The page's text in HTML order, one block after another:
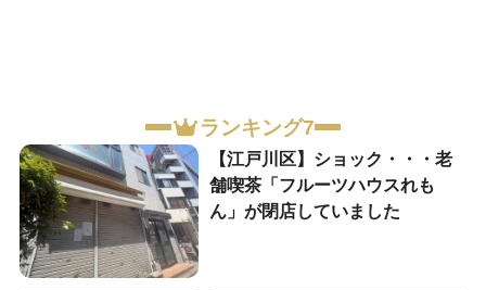
ランキング7
【江戸川区】ショック・・・老
舗喫茶「フルーツハウスれも
ん」が閉店していました